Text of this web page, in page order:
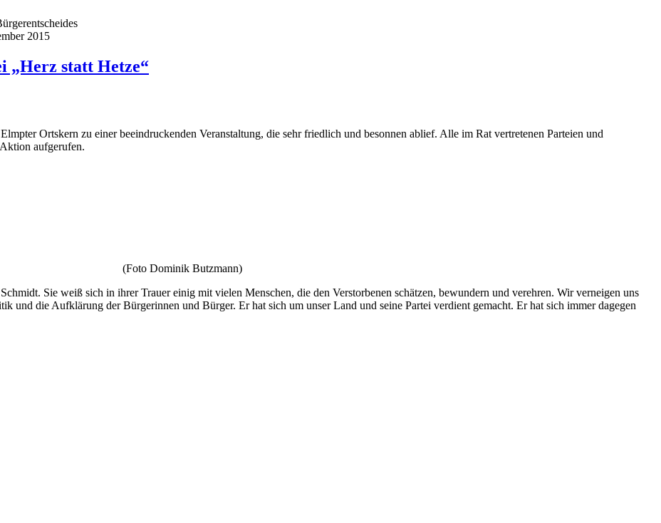
2015
„Herz statt Hetze“
Ortskern zu einer beeindruckenden Veranstaltung, die sehr friedlich und besonnen ablief. Alle im Rat vertretenen Parteien und
aufgerufen.
(Foto Dominik Butzmann)
Sie weiß sich in ihrer Trauer einig mit vielen Menschen, die den Verstorbenen schätzen, bewundern und verehren. Wir verneigen uns
und die Aufklärung der Bürgerinnen und Bürger. Er hat sich um unser Land und seine Partei verdient gemacht. Er hat sich immer dagegen